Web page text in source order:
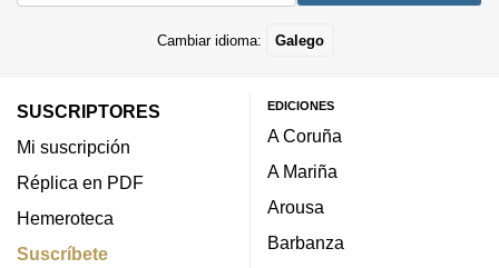
Cambiar idioma: Galego
SUSCRIPTORES
Mi suscripción
Réplica en PDF
Hemeroteca
Suscríbete
EDICIONES
A Coruña
A Mariña
Arousa
Barbanza